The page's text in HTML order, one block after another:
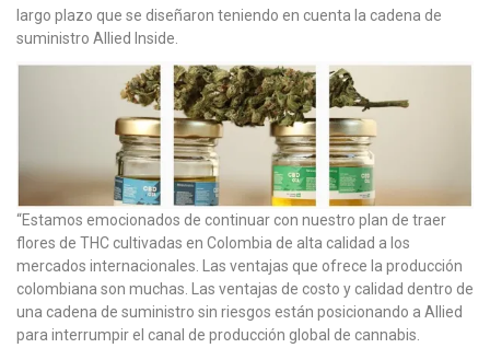
largo plazo que se diseñaron teniendo en cuenta la cadena de
suministro Allied Inside.
“Estamos emocionados de continuar con nuestro plan de traer
flores de THC cultivadas en Colombia de alta calidad a los
mercados internacionales. Las ventajas que ofrece la producción
colombiana son muchas. Las ventajas de costo y calidad dentro de
una cadena de suministro sin riesgos están posicionando a Allied
para interrumpir el canal de producción global de cannabis.